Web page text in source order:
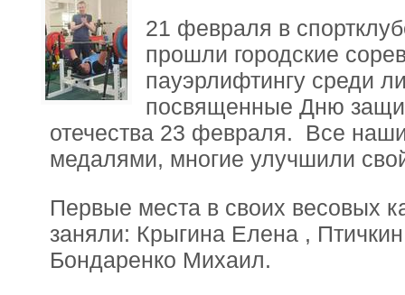
21 февраля в
прошли городские
пауэрлифтингу среди
посвященные Дню
отечества 23 февраля. Все
медалями, многие улучшили свой
Первые места в своих весовых
заняли: Крыгина Елена ,
Бондаренко Михаил.